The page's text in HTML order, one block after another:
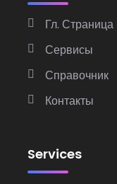
Гл. Страница
Сервисы
Справочник
Контакты
Services